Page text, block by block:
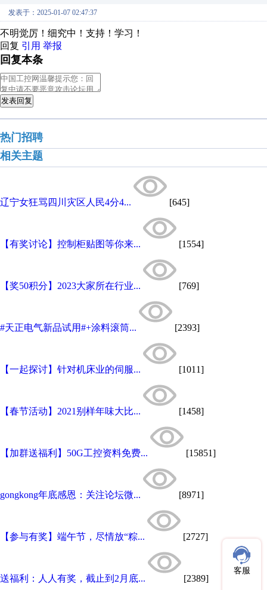
发表于：2025-01-07 02:47:37
不明觉厉！细究中！支持！学习！
回复 引用 举报
回复本条
发表回复
热门招聘
相关主题
辽宁女狂骂四川灾区人民4分4... [645]
【有奖讨论】控制柜贴图等你来... [1554]
【奖50积分】2023大家所在行业... [769]
#天正电气新品试用#+涂料滚筒... [2393]
【一起探讨】针对机床业的伺服... [1011]
【春节活动】2021别样年味大比... [1458]
【加群送福利】50G工控资料免费... [15851]
gongkong年底感恩：关注论坛微... [8971]
【参与有奖】端午节，尽情放“粽... [2727]
送福利：人人有奖，截止到2月底... [2389]
客服